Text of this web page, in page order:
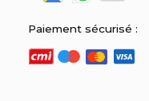
Paiement sécurisé :